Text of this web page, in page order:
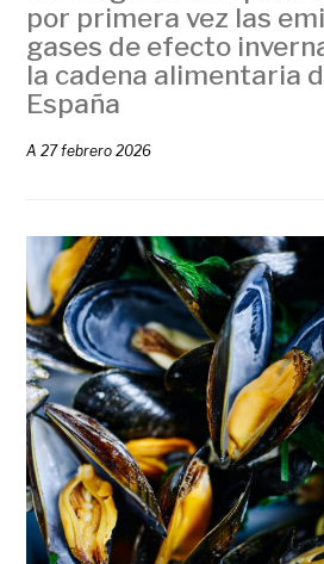
por primera vez las
gases de efecto
la cadena alimentaria
España
A27 febrero 2026